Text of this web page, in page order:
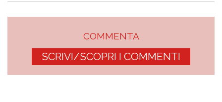
COMMENTA
SCRIVI/SCOPRI I COMMENTI